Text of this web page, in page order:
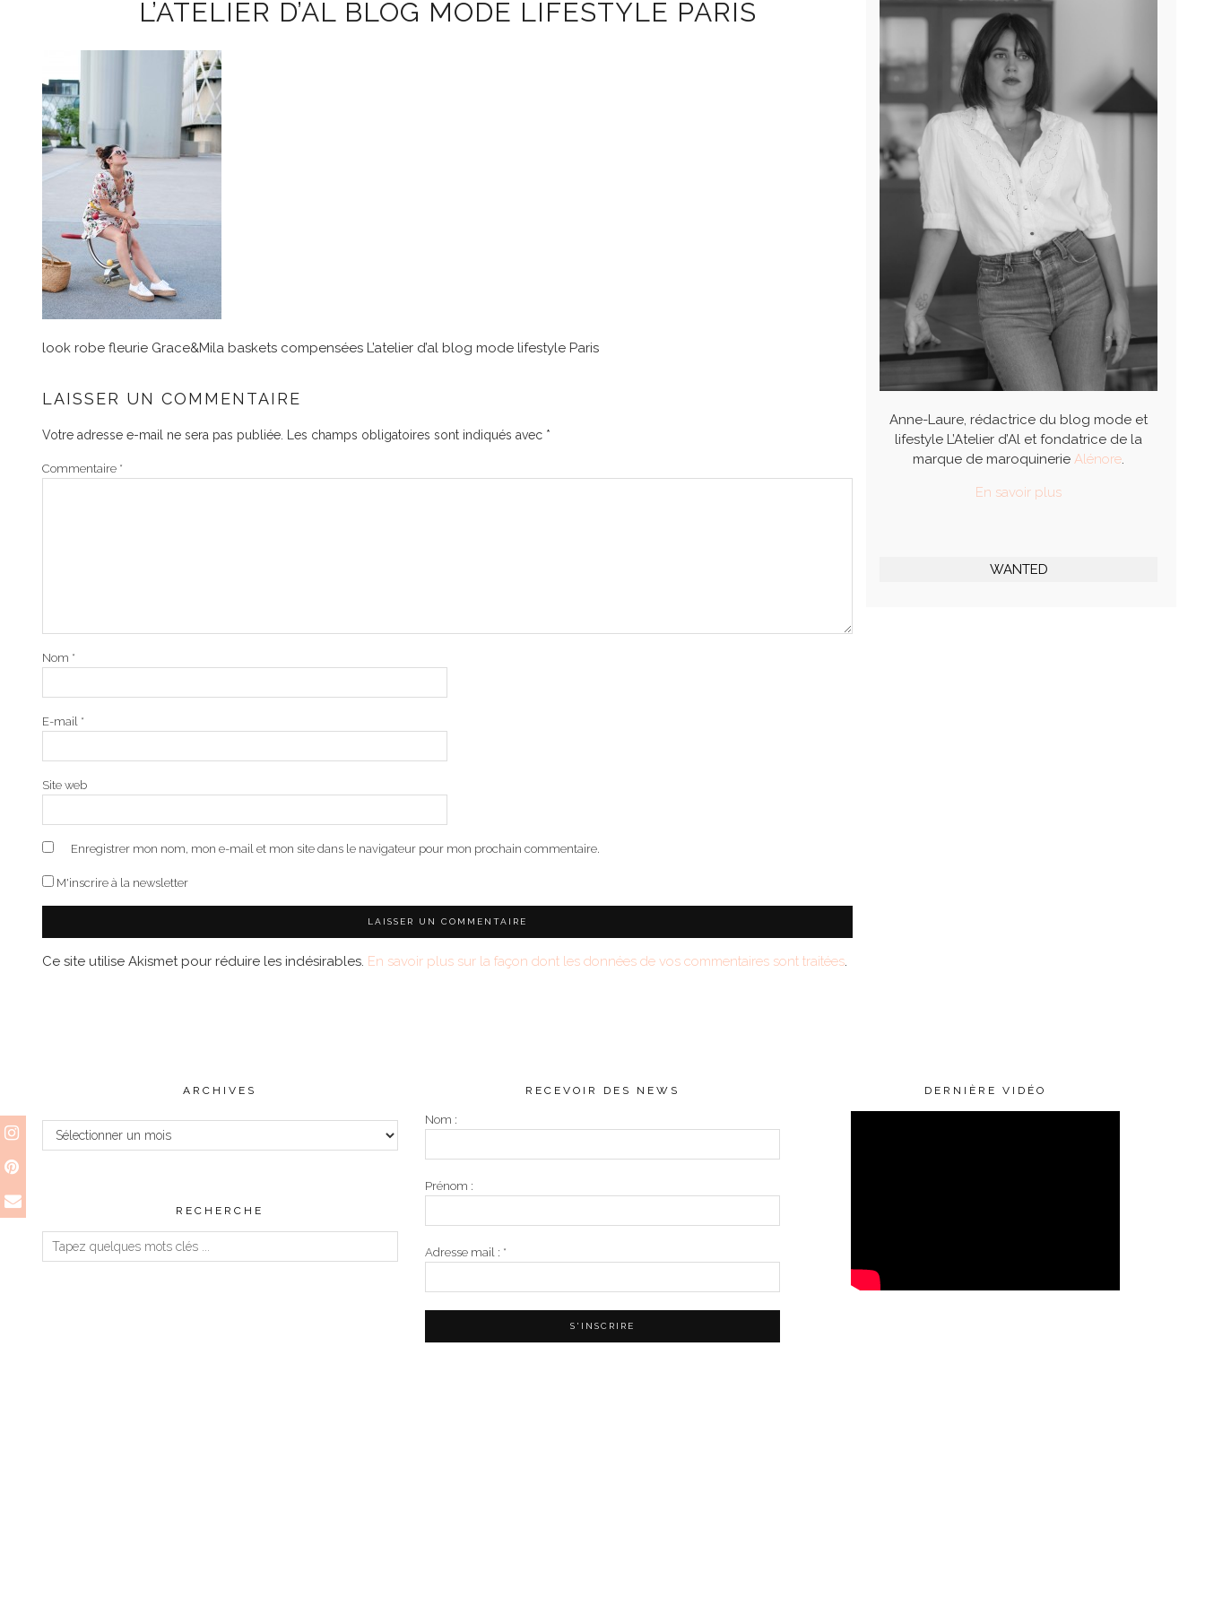
L’ATELIER D’AL BLOG MODE LIFESTYLE PARIS
look robe fleurie Grace&Mila baskets compensées L’atelier d’al blog mode lifestyle Paris
LAISSER UN COMMENTAIRE
Votre adresse e-mail ne sera pas publiée. Les champs obligatoires sont indiqués avec *
Commentaire *
Nom *
E-mail *
Site web
Enregistrer mon nom, mon e-mail et mon site dans le navigateur pour mon prochain commentaire.
M'inscrire à la newsletter
Ce site utilise Akismet pour réduire les indésirables. En savoir plus sur la façon dont les données de vos commentaires sont traitées.
Anne-Laure, rédactrice du blog mode et
lifestyle L’Atelier d’Al et fondatrice de la
marque de maroquinerieAlénore.
En savoir plus
WANTED
ARCHIVES
Archives
RECHERCHE
RECEVOIR DES NEWS
Nom :
Prénom :
Adresse mail : *
DERNIÈRE VIDÉO